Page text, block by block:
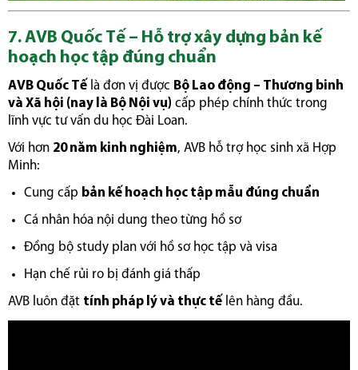
7. AVB Quốc Tế – Hỗ trợ xây dựng bản kế
hoạch học tập đúng chuẩn
AVB Quốc Tế là đơn vị được Bộ Lao động – Thương binh
và Xã hội (nay là Bộ Nội vụ) cấp phép chính thức trong
lĩnh vực tư vấn du học Đài Loan.
Với hơn 20 năm kinh nghiệm, AVB hỗ trợ học sinh xã Hợp
Minh:
Cung cấp bản kế hoạch học tập mẫu đúng chuẩn
Cá nhân hóa nội dung theo từng hồ sơ
Đồng bộ study plan với hồ sơ học tập và visa
Hạn chế rủi ro bị đánh giá thấp
AVB luôn đặt tính pháp lý và thực tế lên hàng đầu.